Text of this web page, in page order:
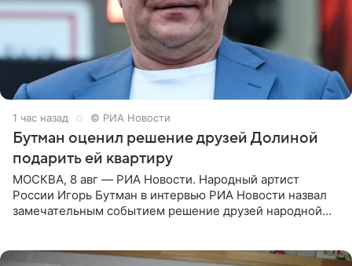
1 час назад © РИА Новости
Бутман оценил решение друзей Долиной
подарить ей квартиру
МОСКВА, 8 авг — РИА Новости. Народный артист
России Игорь Бутман в интервью РИА Новости назвал
замечательным событием решение друзей народной